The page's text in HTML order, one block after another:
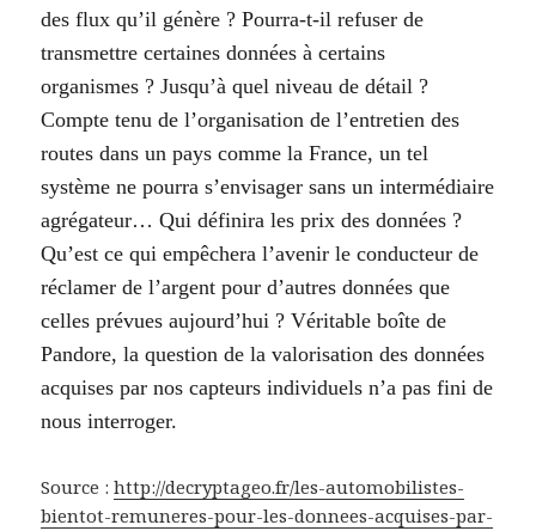
des flux qu’il génère ? Pourra-t-il refuser de
transmettre certaines données à certains
organismes ? Jusqu’à quel niveau de détail ?
Compte tenu de l’organisation de l’entretien des
routes dans un pays comme la France, un tel
système ne pourra s’envisager sans un intermédiaire
agrégateur… Qui définira les prix des données ?
Qu’est ce qui empêchera l’avenir le conducteur de
réclamer de l’argent pour d’autres données que
celles prévues aujourd’hui ? Véritable boîte de
Pandore, la question de la valorisation des données
acquises par nos capteurs individuels n’a pas fini de
nous interroger.
Source :http://decryptageo.fr/les-automobilistes-
bientot-remuneres-pour-les-donnees-acquises-par-